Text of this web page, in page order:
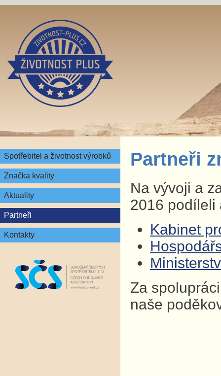
Spotřebitel a životnost výrobků
Značka kvality
Aktuality
Partneři
Kontakty
Partneři
Na vývoji a
2016 podíleli
Kabinet
Za
naše